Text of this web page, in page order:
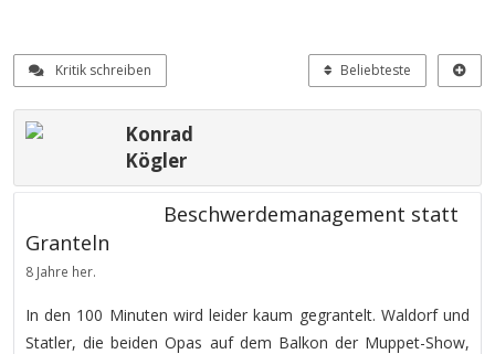
Kritik schreiben Beliebteste
Konrad
Kögler
Beschwerdemanagement statt
Granteln
8 Jahre her.
In den 100 Minuten wird leider kaum gegrantelt. Waldorf und
Statler, die beiden Opas auf dem Balkon der Muppet-Show,